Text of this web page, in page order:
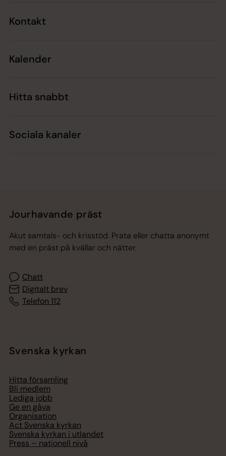
Kontakt
Kalender
Hitta snabbt
Sociala kanaler
Jourhavande präst
Akut samtals- och krisstöd. Prata eller chatta anonymt
med en präst på kvällar och nätter.
Chatt
Digitalt brev
Telefon 112
Svenska kyrkan
Hitta församling
Bli medlem
Lediga jobb
Ge en gåva
Organisation
Act Svenska kyrkan
Svenska kyrkan i utlandet
Press – nationell nivå